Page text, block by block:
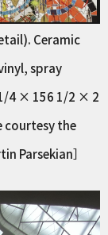
Ceramic
spray
4 × 156 1/2 × 2
courtesy the
Parsekian］